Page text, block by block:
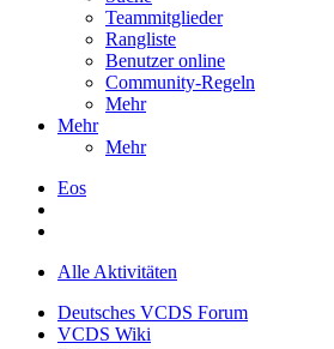
Teammitglieder
Rangliste
Benutzer online
Community-Regeln
Mehr
Mehr
Mehr
Eos
Alle Aktivitäten
Deutsches VCDS Forum
VCDS Wiki